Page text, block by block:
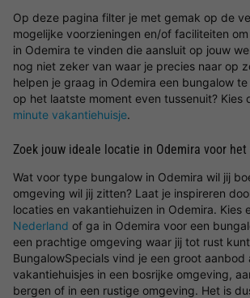
Op deze pagina filter je met gemak op de
mogelijke voorzieningen en/of faciliteiten
in Odemira te vinden die aansluit op jouw
nog niet zeker van waar je precies naar op
helpen je graag in Odemira een bungalow
op het laatste moment even tussenuit? Kies
minute vakantiehuisje.
Zoek jouw ideale locatie in Odemira voor
Wat voor type bungalow in Odemira wil jij
omgeving wil jij zitten? Laat je inspireren
locaties en vakantiehuizen in Odemira. Kies
Nederland of ga in Odemira voor een
een prachtige omgeving waar jij tot rust
BungalowSpecials vind je een groot aanbod
vakantiehuisjes in een bosrijke omgeving,
bergen of in een rustige omgeving. Het is